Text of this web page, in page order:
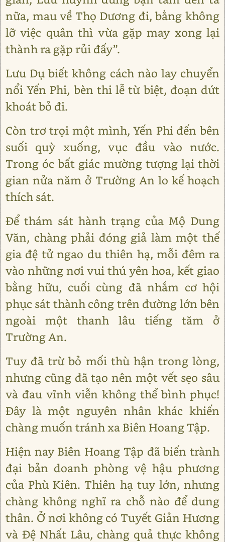
nữa, mau về Thọ Dương đi, bằng không
lỡ việc quân thì vừa gặp may xong lại
thành ra gặp rủi đấy”.
Lưu Dụ biết không cách nào lay chuyển
nổi Yến Phi, bèn thi lễ từ biệt, đoạn dứt
khoát bỏ đi.
Còn trơ trọi một mình, Yến Phi đến bên
suối quỳ xuống, vục đầu vào nước.
Trong óc bất giác mường tượng lại thời
gian nửa năm ở Trường An lo kế hoạch
thích sát.
Để thám sát hành trạng của Mộ Dung
Văn, chàng phải đóng giả làm một thế
gia đệ tử ngao du thiên hạ, mỗi đêm ra
vào những nơi vui thú yên hoa, kết giao
bằng hữu, cuối cùng đã nhắm cơ hội
phục sát thành công trên đường lớn bên
ngoài một thanh lâu tiếng tăm ở
Trường An.
Tuy đã trừ bỏ mối thù hận trong lòng,
nhưng cũng đã tạo nên một vết sẹo sâu
và đau vĩnh viễn không thể bình phục!
Đây là một nguyên nhân khác khiến
chàng muốn tránh xa Biên Hoang Tập.
Hiện nay Biên Hoang Tập đã biến trành
đại bản doanh phòng vệ hậu phương
của Phù Kiên. Thiên hạ tuy lớn, nhưng
chàng không nghĩ ra chỗ nào để dung
thân. Ở nơi không có Tuyết Giản Hương
và Đệ Nhất Lâu, chàng quả thực không